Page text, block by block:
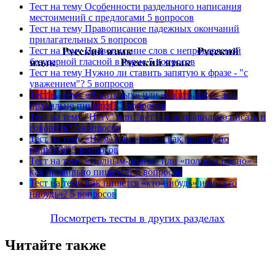
Тест на тему Особенности раздельного написания
местоимений с предлогами 5 вопросов
Тест на тему Правописание падежных окончаний
прилагательных 5 вопросов
Тест на тему Правописание слов с непроверяемой
безударной гласной в корне 5 вопросов
Тест на тему Нужно ли ставить запятую к фразе - "с
уважением"? 5 вопросов
Тест на тему «Во-вторых» или «во вторых» – как
правильно пишется? 5 вопросов
Тест на тему "Нету" или "нет" - как правильно писать и
говорить? 5 вопросов
Тест на тему «Не я» или «нея» – как правильно
пишется? 5 вопросов
Тест на тему «Полным-полно» или «полным полно» -
как правильно пишется? 5 вопросов
Тест на тему Как пишется «кто-нибудь» или «кто
нибудь»? 5 вопросов
Посмотреть тесты в других разделах
Читайте также